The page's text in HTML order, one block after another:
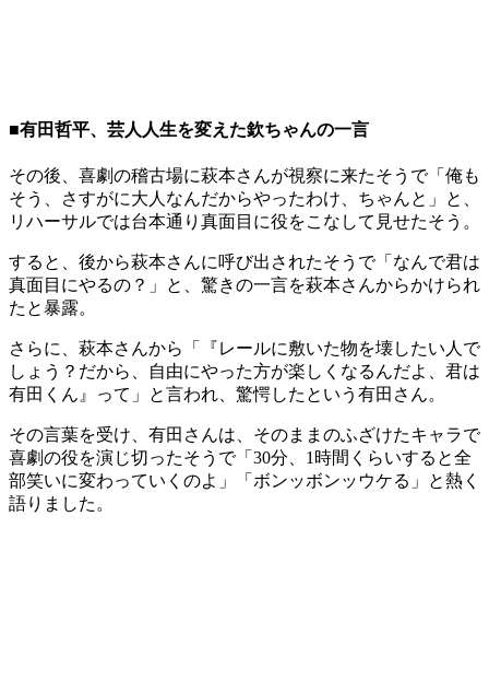
■有田哲平、芸人人生を変えた欽ちゃんの一言
その後、喜劇の稽古場に萩本さんが視察に来たそうで「俺も
そう、さすがに大人なんだからやったわけ、ちゃんと」と、
リハーサルでは台本通り真面目に役をこなして見せたそう。
すると、後から萩本さんに呼び出されたそうで「なんで君は
真面目にやるの？」と、驚きの一言を萩本さんからかけられ
たと暴露。
さらに、萩本さんから「『レールに敷いた物を壊したい人で
しょう？だから、自由にやった方が楽しくなるんだよ、君は
有田くん』って」と言われ、驚愕したという有田さん。
その言葉を受け、有田さんは、そのままのふざけたキャラで
喜劇の役を演じ切ったそうで「30分、1時間くらいすると全
部笑いに変わっていくのよ」「ボンッボンッウケる」と熱く
語りました。